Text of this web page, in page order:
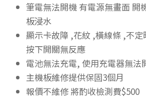
筆電無法開機 有電源無畫面 開
板浸水
顯示卡故障 ,花紋 ,橫線條 ,不
按下開關無反應
電池無法充電, 使用充電器無法
主機板維修提供保固3個月
報價不維修 將酌收檢測費$500